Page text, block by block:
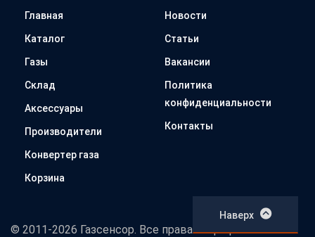
Главная
Каталог
Газы
Склад
Аксессуары
Производители
Конвертер газа
Корзина
Новости
Статьи
Вакансии
Политика
конфиденциальности
Контакты
© 2011-2026 Газсенсор. Все права защищены
Наверх